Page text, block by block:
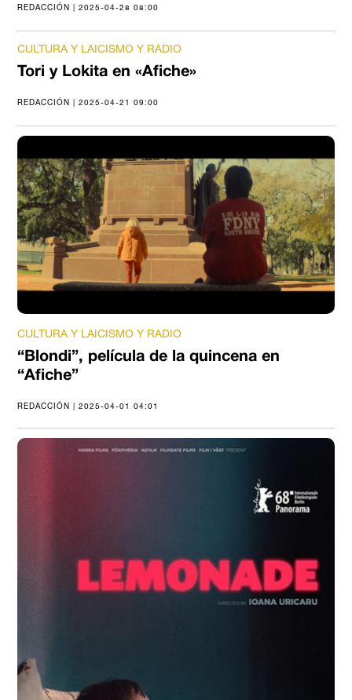
REDACCIÓN | 2025-04-28 08:00
CULTURA Y LAICISMO Y RADIO
Tori y Lokita en «Afiche»
REDACCIÓN | 2025-04-21 09:00
CULTURA Y LAICISMO Y RADIO
“Blondi”, película de la quincena en
“Afiche”
REDACCIÓN | 2025-04-01 04:01